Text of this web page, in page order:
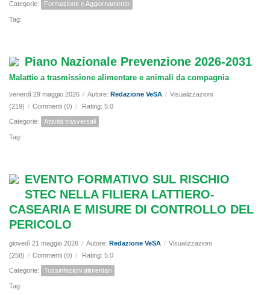
Categorie: Formazione e Aggiornamento
Tag:
Piano Nazionale Prevenzione 2026-2031
Malattie a trasmissione alimentare e animali da compagnia
venerdì 29 maggio 2026 / Autore: Redazione VeSA / Visualizzazioni
(219) / Commenti (0) / Rating: 5.0
Categorie: Attività trasversali
Tag:
EVENTO FORMATIVO SUL RISCHIO
STEC NELLA FILIERA LATTIERO-
CASEARIA E MISURE DI CONTROLLO DEL
PERICOLO
giovedì 21 maggio 2026 / Autore: Redazione VeSA / Visualizzazioni
(258) / Commenti (0) / Rating: 5.0
Categorie: Tossinfezioni alimentari
Tag: